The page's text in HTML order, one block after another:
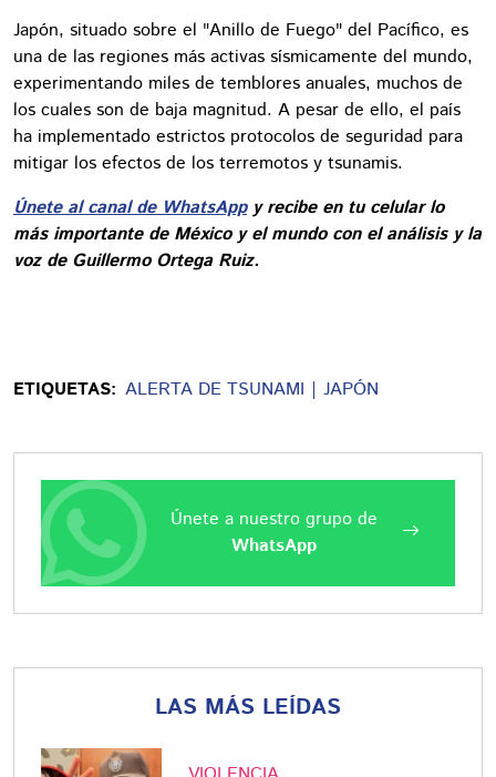
Japón, situado sobre el "Anillo de Fuego" del Pacífico, es
una de las regiones más activas sísmicamente del mundo,
experimentando miles de temblores anuales, muchos de
los cuales son de baja magnitud. A pesar de ello, el país
ha implementado estrictos protocolos de seguridad para
mitigar los efectos de los terremotos y tsunamis.
Únete al canal de WhatsAppy recibe en tu celular lo
más importante de México y el mundo con el análisis y la
voz de Guillermo Ortega Ruiz.
ETIQUETAS: ALERTA DE TSUNAMI JAPÓN
Únete a nuestro grupo de
WhatsApp
LAS MÁS LEÍDAS